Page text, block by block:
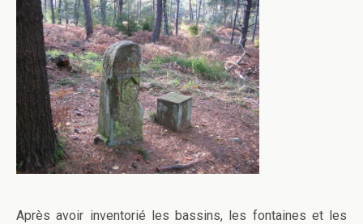
Après avoir inventorié les bassins, les fontaines et les